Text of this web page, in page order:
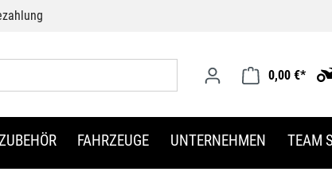
0,00 €*
FAHRZEUGE UNTERNEHMEN TEAM